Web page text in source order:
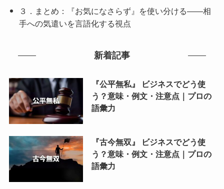
３．まとめ：『お気になさらず』を使い分ける——相
手への気遣いを言語化する視点
新着記事
『公平無私』 ビジネスでどう使
う？意味・例文・注意点｜プロの
語彙力
『古今無双』 ビジネスでどう使
う？意味・例文・注意点｜プロの
語彙力